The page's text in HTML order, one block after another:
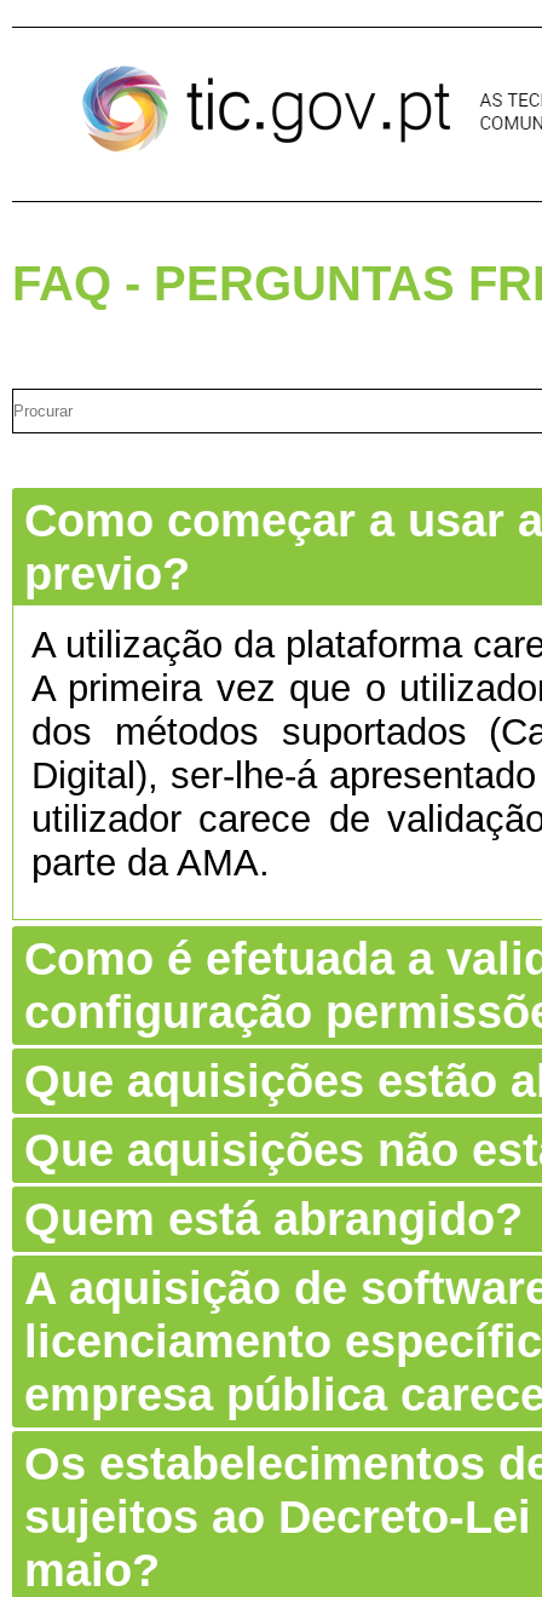
FAQ - PERGUNTAS
Como começar a usar
previo?
A utilização da plataforma
A primeira vez que o
dos métodos suportados
Digital), ser-lhe-á
utilizador carece de
parte da AMA.
Como é efetuada a
configuração
Que aquisições estão
Que aquisições não
Quem está abrangido?
A aquisição de
licenciamento
empresa pública
Os estabelecimentos
sujeitos ao Decreto-Lei
maio?